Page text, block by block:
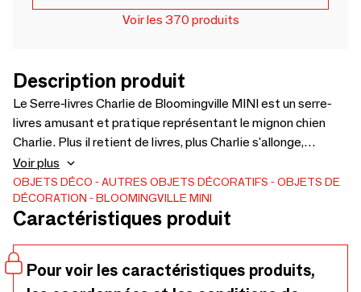
Voir les 370 produits
Description produit
Le Serre-livres Charlie de Bloomingville MINI est un serre-
livres amusant et pratique représentant le mignon chien
Charlie. Plus il retient de livres, plus Charlie s'allonge,
ajoutant une dimension ludique et créative à la chambre
des enfants tout en aidant à garder les livres organisés et
bien exposés. Fabriqué en bois certifié FSC, le serre-livres
Charlie est un bon choix car il combine esthétique et qualité
L12,5xH15,5xW15 cm, Set of 2
Voir plus
OBJETS DÉCO AUTRES OBJETS DÉCORATIFS
OBJETS DE
DÉCORATION
BLOOMINGVILLE MINI
Caractéristiques produit
Pour voir les caractéristiques produits,